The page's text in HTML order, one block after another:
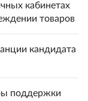
кабинетах
товаров
кандидата
поддержки